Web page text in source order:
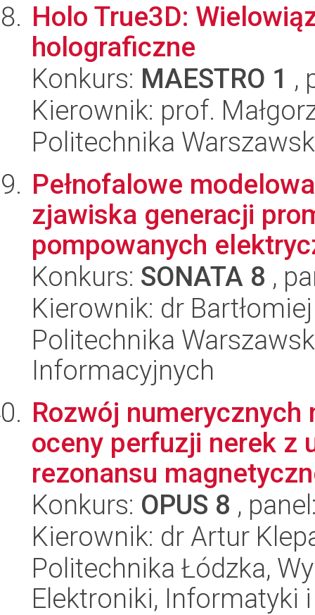
Holo True3D:
holograficzne
Konkurs: MAESTRO 1 ,
Kierownik: prof.
Politechnika
Pełnofalowe
zjawiska generacji
pompowanych
Konkurs: SONATA 8 ,
Kierownik: dr
Politechnika
Informacyjnych
Rozwój
oceny perfuzji nerek z
rezonansu
Konkurs: OPUS 8 ,
Kierownik: dr Artur
Politechnika Łódzka,
Elektroniki, Informatyki